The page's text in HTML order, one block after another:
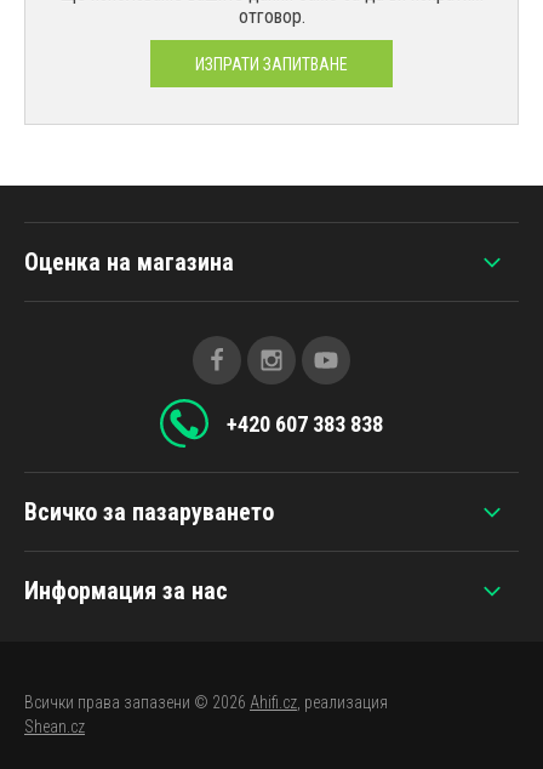
отговор.
ИЗПРАТИ ЗАПИТВАНЕ
Всичко за пазаруването
Информация за нас
Оценка на магазина
+420 607 383 838
Всички права запазени © 2026 Ahifi.cz, реализация
Shean.cz